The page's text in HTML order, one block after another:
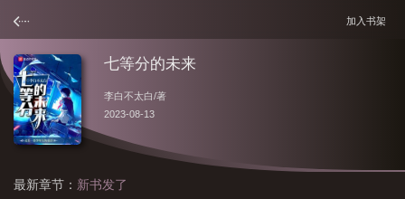
加入书架
七等分的未来
李白不太白/著
2023-08-13
最新章节： 新书发了